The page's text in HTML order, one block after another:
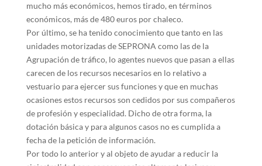
mucho más económicos, hemos tirado, en términos
económicos, más de 480 euros por chaleco.
Por último, se ha tenido conocimiento que tanto en las
unidades motorizadas de SEPRONA como las de la
Agrupación de tráfico, lo agentes nuevos que pasan a ellas
carecen de los recursos necesarios en lo relativo a
vestuario para ejercer sus funciones y que en muchas
ocasiones estos recursos son cedidos por sus compañeros
de profesión y especialidad. Dicho de otra forma, la
dotación básica y para algunos casos no es cumplida a
fecha de la petición de información.
Por todo lo anterior y al objeto de ayudar a reducir la